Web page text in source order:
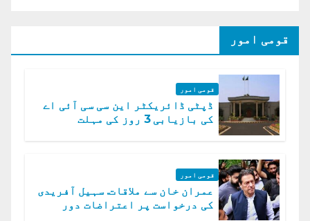
قومی امور
قومی امور
ڈپٹی ڈائریکٹر این سی سی آئی اے
کی بازیابی 3 روز کی مہلت
قومی امور
عمران خان سے ملاقات. سہیل آفریدی
کی درخواست پر اعتراضات دور